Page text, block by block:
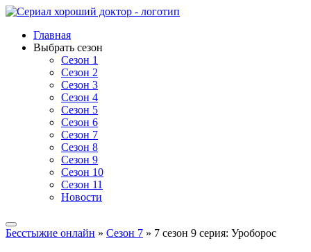
Главная
Выбрать сезон
Сезон 1
Сезон 2
Сезон 3
Сезон 4
Сезон 5
Сезон 6
Сезон 7
Сезон 8
Сезон 9
Сезон 10
Сезон 11
Новости
Бесстыжие онлайн » Сезон 7 » 7 сезон 9 серия: Уроборос